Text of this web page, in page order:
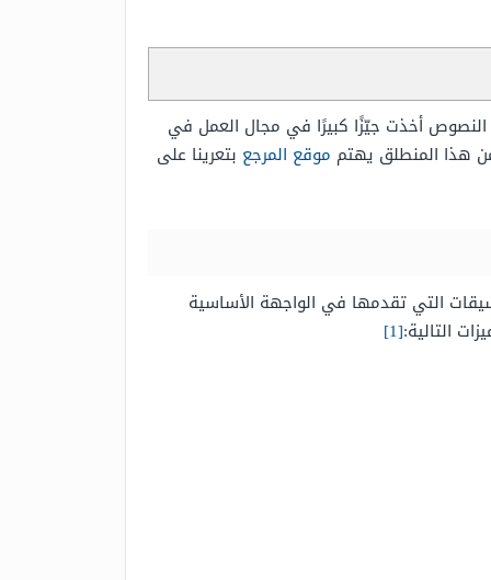
أخذت جيّزًا كبيرًا في مجال العمل في
هذا المنطلق يهتم موقع المرجع بتعرينا على
التي تقدمها في الواجهة الأساسية
التالية:[1]